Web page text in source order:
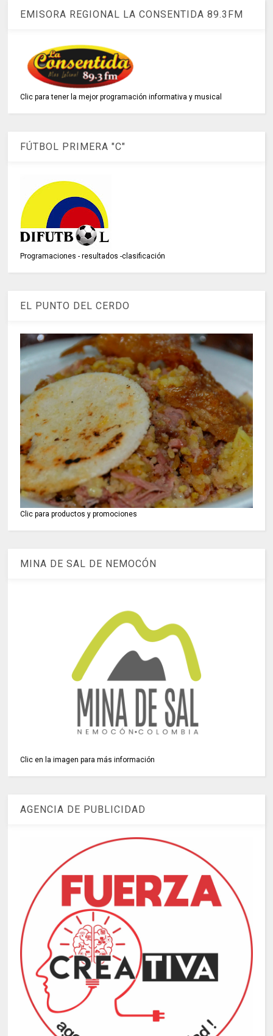
EMISORA REGIONAL LA CONSENTIDA 89.3FM
Clic para tener la mejor programación informativa y musical
FÚTBOL PRIMERA "C"
Programaciones - resultados -clasificación
EL PUNTO DEL CERDO
Clic para productos y promociones
MINA DE SAL DE NEMOCÓN
Clic en la imagen para más información
AGENCIA DE PUBLICIDAD